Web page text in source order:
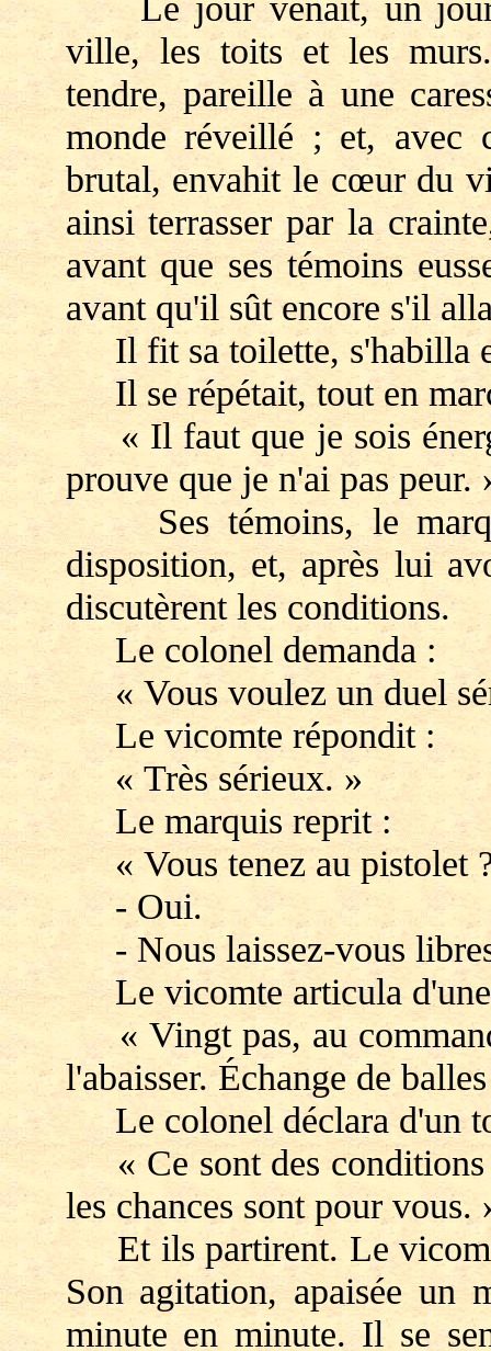
ville, les toits et les
tendre, pareille à une
monde réveillé ; et, avec
brutal, envahit le cœur du
ainsi terrasser par la
avant que ses témoins
avant qu'il sût encore s'il
Il fit sa toilette, s'habilla
Il se répétait, tout en
« Il faut que je sois
prouve que je n'ai pas peur.
Ses témoins, le
disposition, et, après lui
discutèrent les conditions.
Le colonel demanda :
« Vous voulez un duel
Le vicomte répondit :
« Très sérieux. »
Le marquis reprit :
« Vous tenez au pistolet
- Oui.
- Nous laissez-vous
Le vicomte articula d'une
« Vingt pas, au
l'abaisser. Échange de
Le colonel déclara d'un
« Ce sont des conditions
les chances sont pour vous.
Et ils partirent. Le
Son agitation, apaisée un
minute en minute. Il se